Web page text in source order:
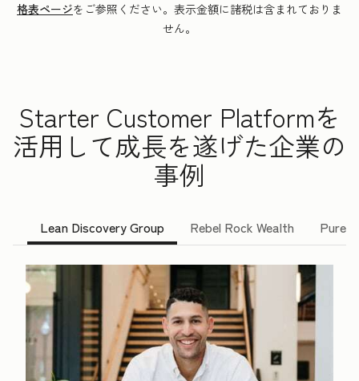
格表ページをご参照ください。表示金額に諸税は含まれておりま
せん。
Starter Customer Platformを
活用して成長を遂げた企業の
事例
Lean Discovery Group Rebel Rock Wealth Pure